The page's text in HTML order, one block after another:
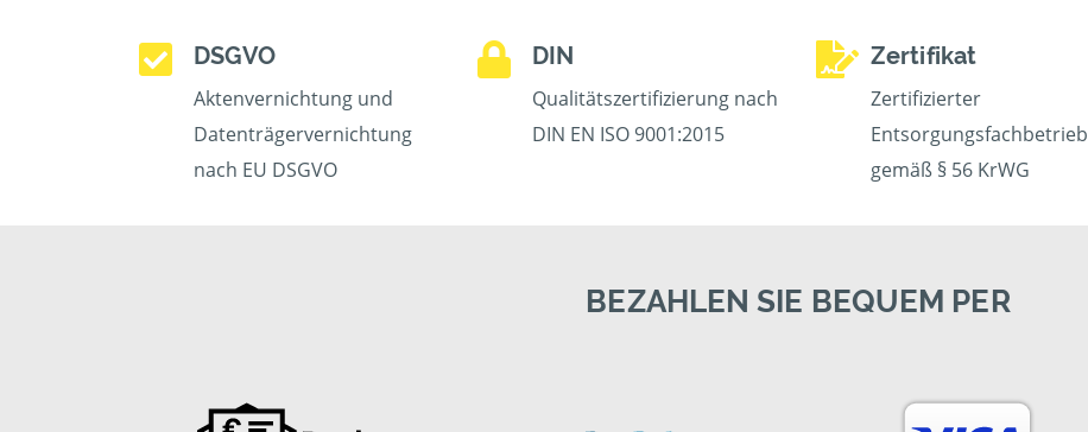
DSGVO
Aktenvernichtung und
Datenträgervernichtung
nach EU DSGVO
DIN
Qualitätszertifizierung nach
DIN EN ISO 9001:2015
Zertifikat
Zertifizierter
Entsorgungsfachbetrieb
gemäß § 56 KrWG
BEZAHLEN SIE BEQUEM PER